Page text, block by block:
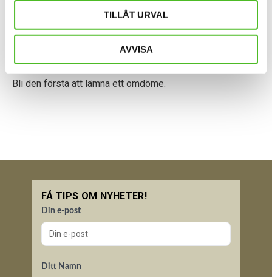
TILLÅT URVAL
AVVISA
Bli den första att lämna ett omdöme.
FÅ TIPS OM NYHETER!
Din e-post
Ditt Namn